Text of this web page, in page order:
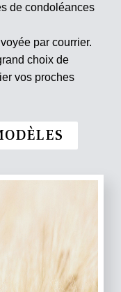
de condoléances
par courrier.
choix de
vos proches